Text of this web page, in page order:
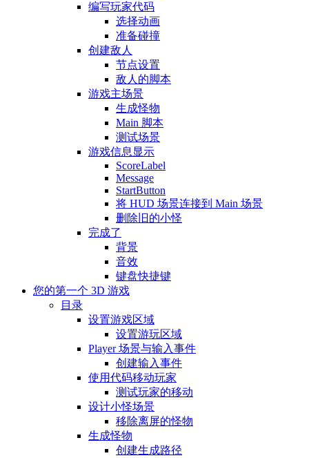
编写玩家代码
选择动画
准备碰撞
创建敌人
节点设置
敌人的脚本
游戏主场景
生成怪物
Main 脚本
测试场景
游戏信息显示
ScoreLabel
Message
StartButton
将 HUD 场景连接到 Main 场景
删除旧的小怪
完成了
背景
音效
键盘快捷键
您的第一个 3D 游戏
目录
设置游戏区域
设置游玩区域
Player 场景与输入事件
创建输入事件
使用代码移动玩家
测试玩家的移动
设计小怪场景
移除离屏的怪物
生成怪物
创建生成路径